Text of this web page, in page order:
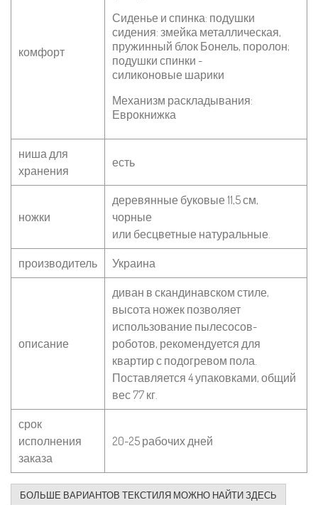
комфорт
Сиденье и спинка: подушки
сидения: змейка металлическая,
пружинный блок Бонель, поролон;
подушки спинки -
силиконовые шарики
Механизм раскладывания:
Еврокнижка
ниша для
хранения
есть
ножки
деревянные буковые 11,5 см,
чорные
или бесцветные натуральные.
производитель Украина
описание
диван в скандинавском стиле,
высота ножек позволяет
использование пылесосов-
роботов, рекомендуется для
квартир с подогревом пола.
Поставляется 4 упаковками, общий
вес 77 кг.
срок
исполнения
заказа
20-25 рабочих дней
БОЛЬШЕ ВАРИАНТОВ ТЕКСТИЛЯ МОЖНО НАЙТИ ЗДЕСЬ